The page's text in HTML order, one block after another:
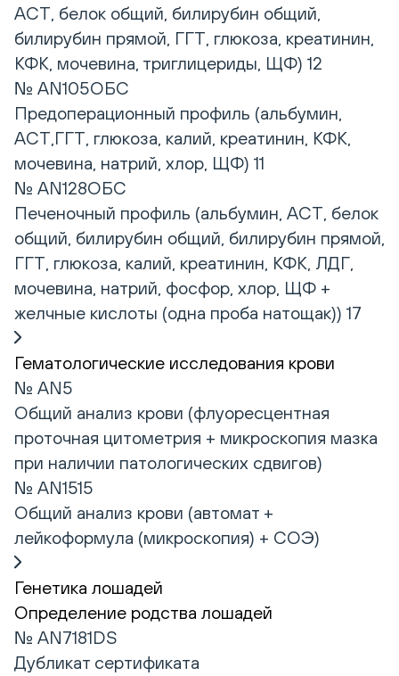
АСТ, белок общий, билирубин общий,
билирубин прямой, ГГТ, глюкоза, креатинин,
КФК, мочевина, триглицериды, ЩФ) 12
№ AN105ОБС
Предоперационный профиль (альбумин,
АСТ,ГГТ, глюкоза, калий, креатинин, КФК,
мочевина, натрий, хлор, ЩФ) 11
№ AN128ОБС
Печеночный профиль (альбумин, АСТ, белок
общий, билирубин общий, билирубин прямой,
ГГТ, глюкоза, калий, креатинин, КФК, ЛДГ,
мочевина, натрий, фосфор, хлор, ЩФ +
желчные кислоты (одна проба натощак)) 17
Гематологические исследования крови
№ AN5
Общий анализ крови (флуоресцентная
проточная цитометрия + микроскопия мазка
при наличии патологических сдвигов)
№ AN1515
Общий анализ крови (автомат +
лейкоформула (микроскопия) + СОЭ)
Генетика лошадей
Определение родства лошадей
№ AN7181DS
Дубликат сертификата